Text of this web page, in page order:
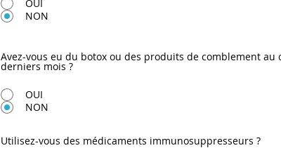
OUI
NON
Avez-vous eu du botox ou des produits de comblement au
derniers mois ?
OUI
NON
Utilisez-vous des médicaments immunosuppresseurs ?